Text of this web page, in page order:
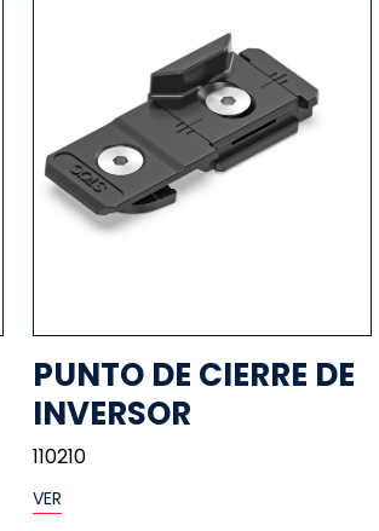
PUNTO DE CIERRE DE
INVERSOR
110210
VER